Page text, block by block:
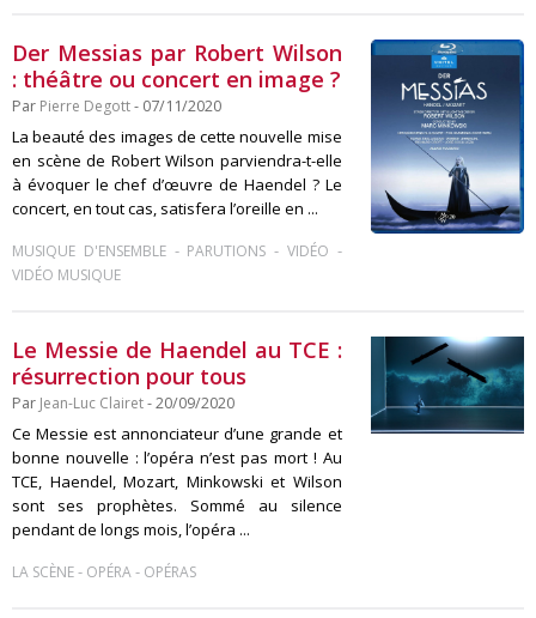
Der Messias par Robert Wilson
: théâtre ou concert en image ?
Par Pierre Degott- 07/11/2020
La beauté des images de cette nouvelle mise
en scène de Robert Wilson parviendra-t-elle
à évoquer le chef d’œuvre de Haendel ? Le
concert, en tout cas, satisfera l’oreille en ...
MUSIQUE D'ENSEMBLE- PARUTIONS - VIDÉO -
VIDÉO MUSIQUE
Le Messie de Haendel au TCE :
résurrection pour tous
Par Jean-Luc Clairet- 20/09/2020
Ce Messie est annonciateur d’une grande et
bonne nouvelle : l’opéra n’est pas mort ! Au
TCE, Haendel, Mozart, Minkowski et Wilson
sont ses prophètes. Sommé au silence
pendant de longs mois, l’opéra ...
LA SCÈNE- OPÉRA- OPÉRAS